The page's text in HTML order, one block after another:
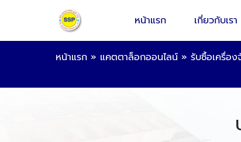
หน้าแรก เกี่ยวกับเรา
หน้าแรก » แคตตาล็อกออนไลน์ » รับซื้อเครื่อง